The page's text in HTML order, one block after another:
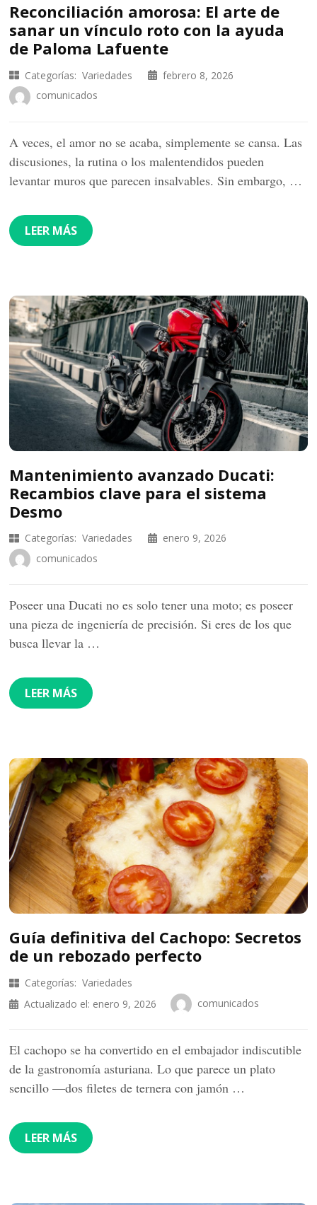
Reconciliación amorosa: El arte de
sanar un vínculo roto con la ayuda
de Paloma Lafuente
Categorías: Variedades
febrero 8, 2026
comunicados
A veces, el amor no se acaba, simplemente se cansa. Las
discusiones, la rutina o los malentendidos pueden
levantar muros que parecen insalvables. Sin embargo, …
LEER MÁS
Mantenimiento avanzado Ducati:
Recambios clave para el sistema
Desmo
Categorías: Variedades
enero 9, 2026
comunicados
Poseer una Ducati no es solo tener una moto; es poseer
una pieza de ingeniería de precisión. Si eres de los que
busca llevar la …
LEER MÁS
Guía definitiva del Cachopo: Secretos
de un rebozado perfecto
Categorías: Variedades
Actualizado el: enero 9, 2026 comunicados
El cachopo se ha convertido en el embajador indiscutible
de la gastronomía asturiana. Lo que parece un plato
sencillo —dos filetes de ternera con jamón …
LEER MÁS